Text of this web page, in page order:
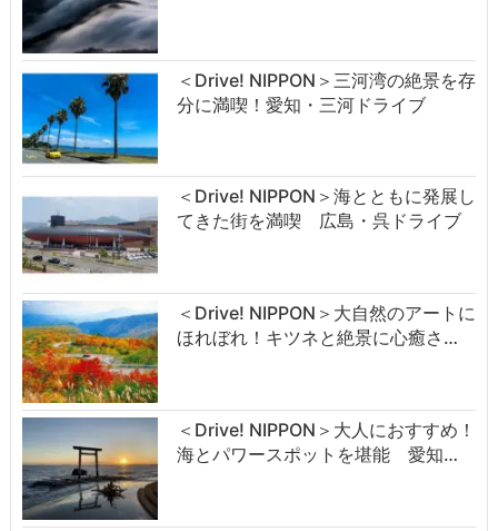
＜Drive! NIPPON＞三河湾の絶景を存
分に満喫！愛知・三河ドライブ
＜Drive! NIPPON＞海とともに発展し
てきた街を満喫 広島・呉ドライブ
＜Drive! NIPPON＞大自然のアートに
ほれぼれ！キツネと絶景に心癒さ…
＜Drive! NIPPON＞大人におすすめ！
海とパワースポットを堪能 愛知…